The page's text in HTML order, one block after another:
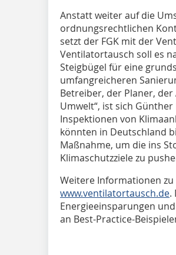
Anstatt weiter auf die
ordnungsrechtlichen
setzt der FGK mit der
Ventilatortausch soll es
Steigbügel für eine
umfangreicheren
Betreiber, der Planer,
Umwelt“, ist sich
Inspektionen von
könnten in Deutschland
Maßnahme, um die ins
Klimaschutzziele zu
Weitere Informationen
www.ventilatortausch.de.
Energieeinsparungen
an Best-Practice-